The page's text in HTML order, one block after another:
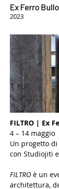
Ex Ferro
2023
FILTRO | Ex
4 – 14 maggio
Un progetto
con Studiojiti
FILTRO è un
architettura,